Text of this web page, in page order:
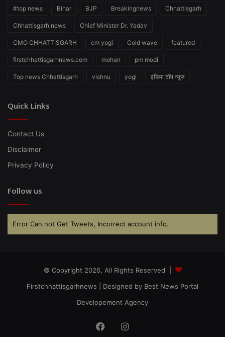
#top news Bihar BJP Breakingnews Chhattisgarh
Chhattisgarh news Chief Minister Dr. Yadav
CMO CHHATTISGARH cm yogi Cold wave featured
firstchhattisgarhnews.com mohan pm modi
Top news Chhattisgarh vishnu yogi इंडिया टॉप न्यूज
Quick Links
Contact Us
Disclaimer
Privacy Policy
Follow us
Error Can not Get Tweets, Incorrect account info.
© Copyright 2026, All Rights Reserved |
Firstchhattisgarhnews | Designed by Best News Portal
Developement Agency
FacebookInstagram